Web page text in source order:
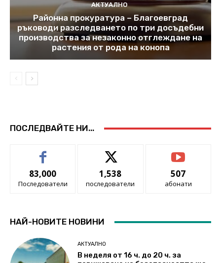
АКТУАЛНО
Районна прокуратура – Благоевград
ръководи разследването по три досъдебни
производства за незаконно отглеждане на
растения от рода на конопа
ПОСЛЕДВАЙТЕ НИ...
83,000
Последователи
1,538
последователи
507
абонати
НАЙ-НОВИТЕ НОВИНИ
АКТУАЛНО
В неделя от 16 ч. до 20 ч. за